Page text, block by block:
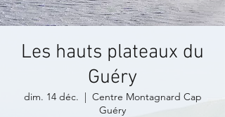
Les hauts plateaux du
Guéry
dim. 14 déc.
  |
Centre Montagnard Cap
Guéry